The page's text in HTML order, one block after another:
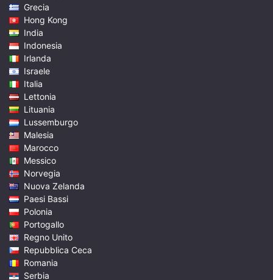
Grecia
Hong Kong
India
Indonesia
Irlanda
Israele
Italia
Lettonia
Lituania
Lussemburgo
Malesia
Marocco
Messico
Norvegia
Nuova Zelanda
Paesi Bassi
Polonia
Portogallo
Regno Unito
Repubblica Ceca
Romania
Serbia